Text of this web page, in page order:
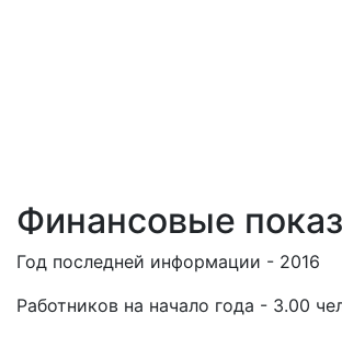
Финансовые
Год последней информации - 2016
Работников на начало года - 3.00